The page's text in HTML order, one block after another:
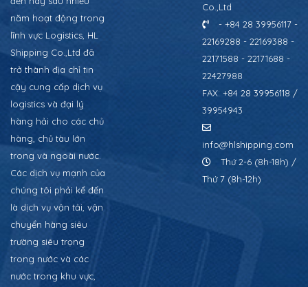
năm hoạt động trong
lĩnh vực Logistics, HL
Shipping Co.,Ltd đã
trở thành địa chỉ tin
cậy cung cấp dịch vụ
logistics và đại lý
hàng hải cho các chủ
hàng, chủ tàu lớn
trong và ngoài nước.
Các dịch vụ mạnh của
chúng tôi phải kể đến
là dịch vụ vận tải, vận
chuyển hàng siêu
trường siêu trọng
trong nước và các
nước trong khu vực,
Co.,Ltd
- +84 28 39956117 -
22169288 - 22169388 -
22171588 - 22171688 -
22427988
FAX: +84 28 39956118 /
39954943
info@hlshipping.com
Thứ 2-6 (8h-18h) /
Thứ 7 (8h-12h)